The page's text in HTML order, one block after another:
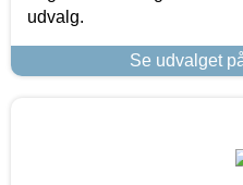
udvalg.
Se udvalget